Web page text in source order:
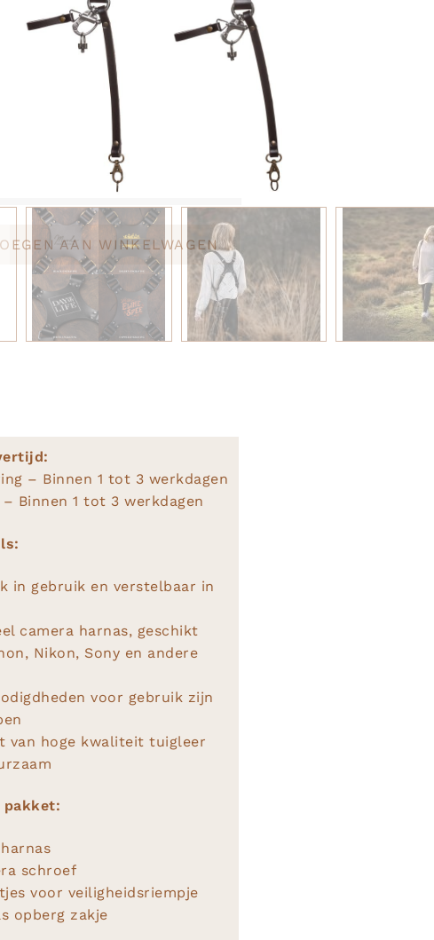
9,99
)
17,50
6,50 $
van jouw bestelling online delen?
AAN WINKELWAGEN
– Binnen 1 tot 3 werkdagen
Binnen 1 tot 3 werkdagen
in gebruik en verstelbaar in
camera harnas, geschikt
Nikon, Sony en andere
voor gebruik zijn
van hoge kwaliteit tuigleer
pakket:
schroef
voor veiligheidsriempje
opberg zakje